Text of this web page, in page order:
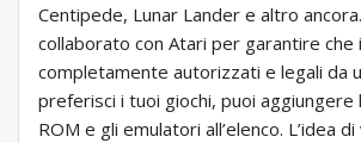
Centipede, Lunar Lander e altro
collaborato con Atari per garantire che
completamente autorizzati e legali da
preferisci i tuoi giochi, puoi aggiungere
ROM e gli emulatori all’elenco. L’idea